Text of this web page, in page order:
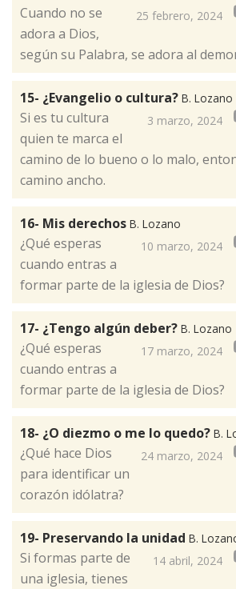
25 febrero, 2024
Cuando no se
adora a Dios,
según su Palabra, se adora al
15- ¿Evangelio o cultura? B. Lozano
3 marzo, 2024
Si es tu cultura
quien te marca el
camino de lo bueno o lo malo,
camino ancho.
16- Mis derechos B. Lozano
10 marzo, 2024
¿Qué esperas
cuando entras a
formar parte de la iglesia de Dios?
17- ¿Tengo algún deber? B. Lozano
17 marzo, 2024
¿Qué esperas
cuando entras a
formar parte de la iglesia de Dios?
18- ¿O diezmo o me lo quedo? B.
24 marzo, 2024
¿Qué hace Dios
para identificar un
corazón idólatra?
19- Preservando la unidad B.
14 abril, 2024
Si formas parte de
una iglesia, tienes